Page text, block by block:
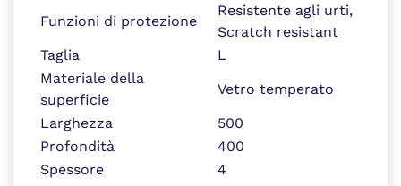
Funzioni di protezione
Resistente agli urti,
Scratch resistant
Taglia
L
Materiale della
superficie
Vetro temperato
Larghezza
500
Profondità
400
Spessore
4